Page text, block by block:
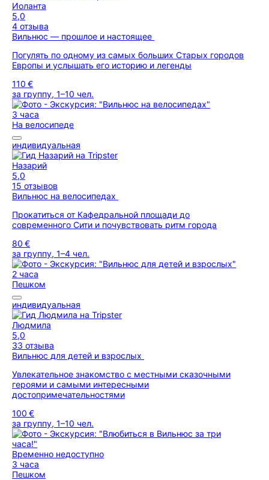
Иоланта
5,0
4 отзыва
Вильнюс — прошлое и настоящее
Погулять по одному из самых больших Старых городов
Европы и услышать его историю и легенды
110 €
за группу, 1–10 чел.
3 часа
На велосипеде
индивидуальная
Назарий
5,0
15 отзывов
Вильнюс на велосипедах
Прокатиться от Кафедральной площади до
современного Сити и почувствовать ритм города
80 €
за группу, 1–4 чел.
2 часа
Пешком
индивидуальная
Людмила
5,0
33 отзыва
Вильнюс для детей и взрослых
Увлекательное знакомство с местными сказочными
героями и самыми интересными
достопримечательностями
100 €
за группу, 1–10 чел.
Временно недоступно
3 часа
Пешком